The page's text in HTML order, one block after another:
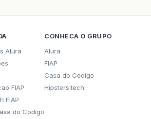
Alura
FIAP
FIAP
do Codigo
CONHECA O GRUPO
Alura
FIAP
Casa do Codigo
Hipsters.tech